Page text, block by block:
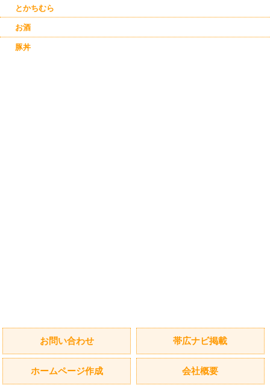
とかちむら
お酒
豚丼
お問い合わせ 帯広ナビ掲載
ホームページ作成 会社概要